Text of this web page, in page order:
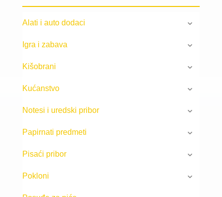
Alati i auto dodaci
Igra i zabava
Kišobrani
Kućanstvo
Notesi i uredski pribor
Papirnati predmeti
Pisaći pribor
Pokloni